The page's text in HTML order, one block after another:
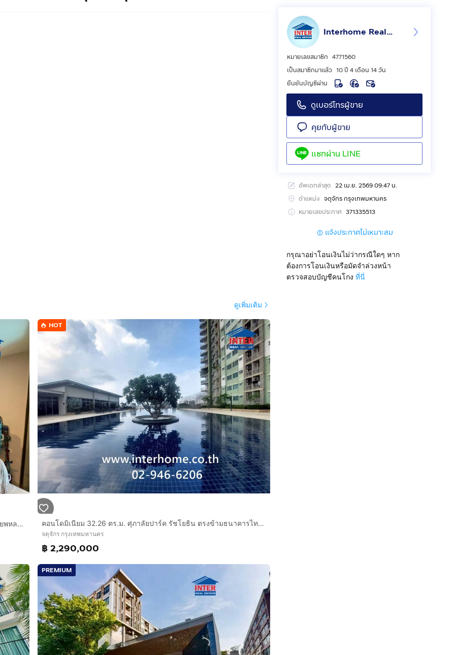
งข้ามโครงการเพียงข้ามถนน
งเอาท์ใกล้แยกรัชโยธิน
ารและสินค้าแฟชั่น
Interhome Realty Estate
หมายเลขสมาชิก 4771560
เป็นสมาชิกมาแล้ว 10 ปี 4 เดือน 14 วัน
ยืนยันบัญชีผ่าน
ดูเบอร์โทรผู้ขาย
คุยกับผู้ขาย
แชทผ่าน LINE
อัพเดทล่าสุด 22 เม.ย. 2569 09:47 น.
ตำแหน่ง จตุจักร กรุงเทพมหานคร
หมายเลขประกาศ 371335513
แจ้งประกาศไม่เหมาะสม
กรุณาอย่าโอนเงินไม่ว่ากรณีใดๆ หาก
ต้องการโอนเงินหรือมัดจำล่วงหน้า
ตรวจสอบบัญชีคนโกง ที่นี่
ดูเพิ่มเติม
คอนโดมิเนียม 30.5 ตร.ม. แม็กซ์ซี่คอนโด รัชโยธิน–พหลฯ34 ซอยพหลโยธิน34 ถนนพหลโยธิน ถนนเกษตร-นวมินทร์ เขตจตุจักร กรุงเทพมหานคร
HOT
คอนโดมิเนียม 32.26 ตร.ม. ศุภาลัยปาร์ค รัชโยธิน ตรงข้ามธนาคารไทยพาณิชย์ สำนักงานใหญ่ ถนนรัชดาภิเษก ถนนพหลโยธิน เขตจตุจักร กรุงเทพมหานคร
จตุจักร กรุงเทพมหานคร
฿ 2,290,000
PREMIUM